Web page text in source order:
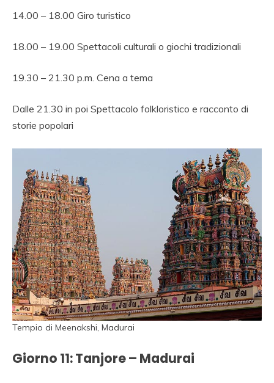
14.00 – 18.00 Giro turistico
18.00 – 19.00 Spettacoli culturali o giochi tradizionali
19.30 – 21.30 p.m. Cena a tema
Dalle 21.30 in poi Spettacolo folkloristico e racconto di
storie popolari
Tempio di Meenakshi, Madurai
Giorno 11: Tanjore – Madurai